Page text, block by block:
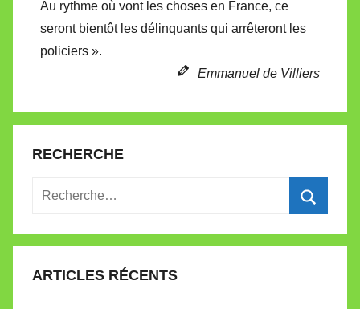
Au rythme où vont les choses en France, ce
seront bientôt les délinquants qui arrêteront les
policiers ».
Emmanuel de Villiers
RECHERCHE
Recherche
:
ARTICLES RÉCENTS